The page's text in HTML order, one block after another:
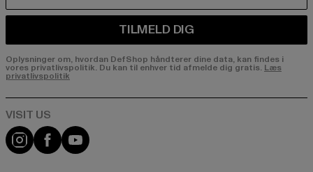
TILMELD DIG
Oplysninger om, hvordan DefShop håndterer dine data, kan findes i
vores privatlivspolitik. Du kan til enhver tid afmelde dig gratis. Læs
privatlivspolitik
Visit our Instagram page:
Visit our Facebook page:
Visit our YouTube channel: